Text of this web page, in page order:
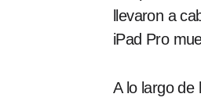
llevaron a
iPad Pro
A lo largo de